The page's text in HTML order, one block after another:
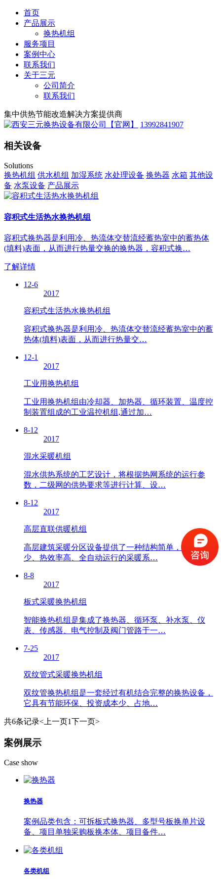
首页
产品展示
换热机组
服务项目
案例中心
联系我们
关于三元
公司简介
联系我们
集中供热节能改造解决方案提供商
13992841907
相关设备
Solutions
换热机组 供水机组 加湿系统 水处理设备 换热器 水箱 其他设
备 水泵设备 产品展示
容积式生活热水换热机组
容积式换热器是利用冷、热流体交替流经蓄热室中的蓄热体
(填料)表面，从而进行热量交换的换热器，容积式换…
了解详情
12-6
2017
容积式生活热水换热机组
容积式换热器是利用冷、热流体交替流经蓄热室中的蓄
热体(填料)表面，从而进行热量交…
12-1
2017
工业用换热机组
工业用换热机组由冷却器、加热器、循环装置、温度控
制装置组成的工业温控机组,通过加…
8-12
2017
混水采暖机组
混水供热系统的工艺设计，将根据热网系统的运行参
数，二级网的供热要求等进行计算、设…
8-12
2017
高层直联供暖机组
高层建筑采暖分区设备提供了一种结构简单，设备投资
少、热效率高、全自动运行的采暖系…
8-8
2017
板式采暖换热机组
智能换热机组是集成了换热器、循环泵、补水泵、仪
表、传感器、电气控制及阀门管路于一…
7-25
2017
双纹管式采暖换热机组
双纹管换热机组是一套经过有机结合完整的换热设备，
它具有节能环保、投资成本少、占地…
共6条记录<上一页1下一页>
案例展示
Case show
换热器
案例品类包含：可拆板式换热器、多型号板换单片设
备、项目单独采购板换本体、项目备件…
各类机组